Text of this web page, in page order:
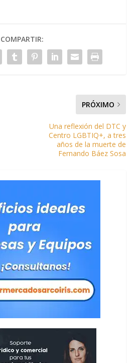
COMPARTIR:
PRÓXIMO
Una reflexión del DTC y
Centro LGBTIQ+, a tres
años de la muerte de
Fernando Báez Sosa